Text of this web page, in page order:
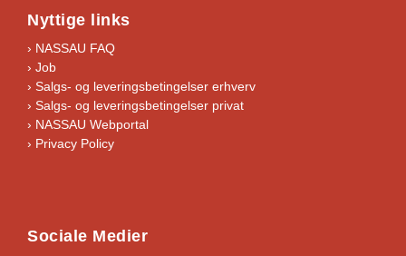
Nyttige links
› NASSAU FAQ
› Job
› Salgs- og leveringsbetingelser erhverv
› Salgs- og leveringsbetingelser privat
› NASSAU Webportal
› Privacy Policy
Sociale Medier